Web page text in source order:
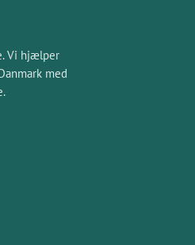
Vi hjælper
med